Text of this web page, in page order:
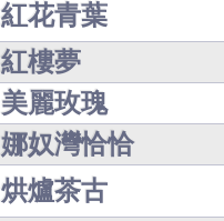
紅花青葉
紅樓夢
美麗玫瑰
娜奴灣恰恰
烘爐茶古